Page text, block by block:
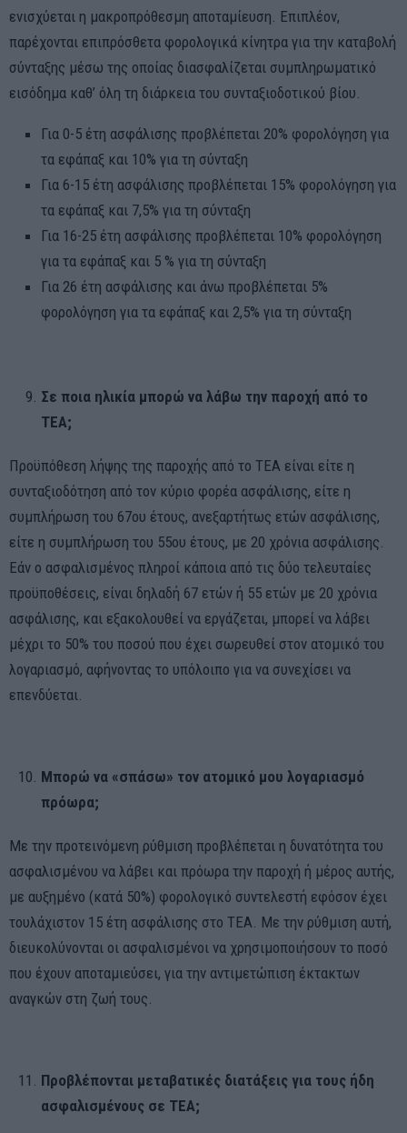
ενισχύεται η μακροπρόθεσμη αποταμίευση. Επιπλέον,
παρέχονται επιπρόσθετα φορολογικά κίνητρα για την καταβολή
σύνταξης μέσω της οποίας διασφαλίζεται συμπληρωματικό
εισόδημα καθ’ όλη τη διάρκεια του συνταξιοδοτικού βίου.
Για 0-5 έτη ασφάλισης προβλέπεται 20% φορολόγηση για
τα εφάπαξ και 10% για τη σύνταξη
Για 6-15 έτη ασφάλισης προβλέπεται 15% φορολόγηση για
τα εφάπαξ και 7,5% για τη σύνταξη
Για 16-25 έτη ασφάλισης προβλέπεται 10% φορολόγηση
για τα εφάπαξ και 5 % για τη σύνταξη
Για 26 έτη ασφάλισης και άνω προβλέπεται 5%
φορολόγηση για τα εφάπαξ και 2,5% για τη σύνταξη
Σε ποια ηλικία μπορώ να λάβω την παροχή από το
ΤΕΑ;
Προϋπόθεση λήψης της παροχής από το ΤΕΑ είναι είτε η
συνταξιοδότηση από τον κύριο φορέα ασφάλισης, είτε η
συμπλήρωση του 67ου έτους, ανεξαρτήτως ετών ασφάλισης,
είτε η συμπλήρωση του 55ου έτους, με 20 χρόνια ασφάλισης.
Εάν ο ασφαλισμένος πληροί κάποια από τις δύο τελευταίες
προϋποθέσεις, είναι δηλαδή 67 ετών ή 55 ετών με 20 χρόνια
ασφάλισης, και εξακολουθεί να εργάζεται, μπορεί να λάβει
μέχρι το 50% του ποσού που έχει σωρευθεί στον ατομικό του
λογαριασμό, αφήνοντας το υπόλοιπο για να συνεχίσει να
επενδύεται.
Μπορώ να «σπάσω» τον ατομικό μου λογαριασμό
πρόωρα;
Με την προτεινόμενη ρύθμιση προβλέπεται η δυνατότητα του
ασφαλισμένου να λάβει και πρόωρα την παροχή ή μέρος αυτής,
με αυξημένο (κατά 50%) φορολογικό συντελεστή εφόσον έχει
τουλάχιστον 15 έτη ασφάλισης στο ΤΕΑ. Με την ρύθμιση αυτή,
διευκολύνονται οι ασφαλισμένοι να χρησιμοποιήσουν το ποσό
που έχουν αποταμιεύσει, για την αντιμετώπιση έκτακτων
αναγκών στη ζωή τους.
Προβλέπονται μεταβατικές διατάξεις για τους ήδη
ασφαλισμένους σε ΤΕΑ;